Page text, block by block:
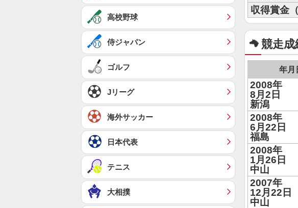
収得賞金
競走成
年月
2008年
8月2日
新潟
2008年
6月22日
福島
2008年
1月26日
中山
2007年
12月22日
中山
高校野球
侍ジャパン
ゴルフ
Jリーグ
海外サッカー
日本代表
テニス
大相撲